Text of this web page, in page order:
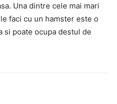
Una dintre cele mai mari
faci cu un hamster este o
si poate ocupa destul de